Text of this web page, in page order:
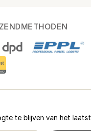
te blijven van het